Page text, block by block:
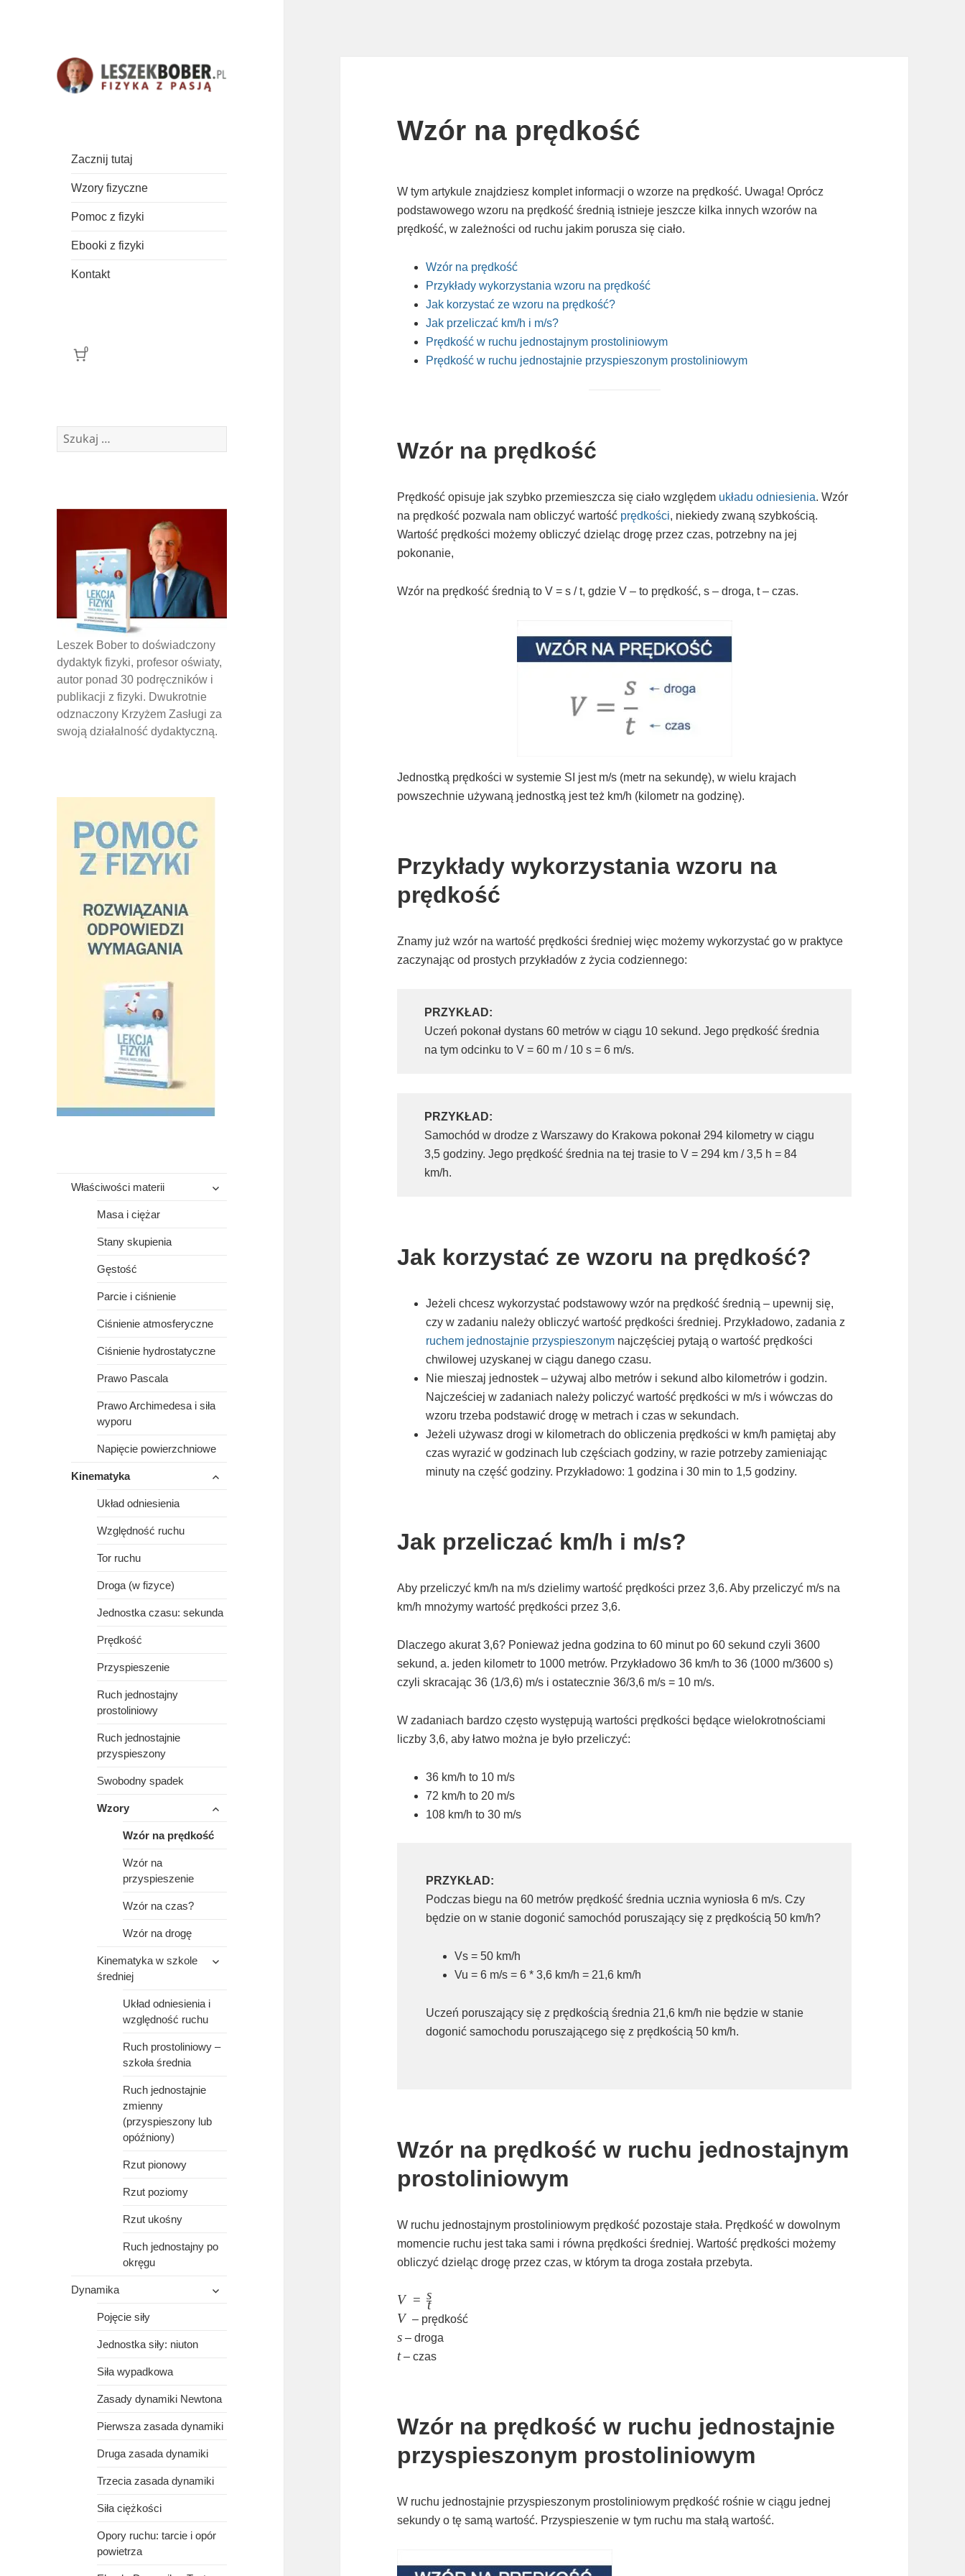
Zacznij tutaj
Wzory fizyczne
Pomoc z fizyki
Ebooki z fizyki
Kontakt
0
Szukaj:
Leszek Bober to doświadczony
dydaktyk fizyki, profesor oświaty,
autor ponad 30 podręczników i
publikacji z fizyki. Dwukrotnie
odznaczony Krzyżem Zasługi za
swoją działalność dydaktyczną.
Właściwości materii
rozwiń
Masa i ciężar
Stany skupienia
Gęstość
Parcie i ciśnienie
Ciśnienie atmosferyczne
Ciśnienie hydrostatyczne
Prawo Pascala
Prawo Archimedesa i siła
wyporu
Napięcie powierzchniowe
Kinematyka
rozwiń
Układ odniesienia
Względność ruchu
Tor ruchu
Droga (w fizyce)
Jednostka czasu: sekunda
Prędkość
Przyspieszenie
Ruch jednostajny
prostoliniowy
Ruch jednostajnie
przyspieszony
Swobodny spadek
Wzory
rozwiń
potomne
Wzór na prędkość
Wzór na
przyspieszenie
Wzór na czas?
Wzór na drogę
Kinematyka w szkole
średniej
rozwiń
Układ odniesienia i
względność ruchu
Ruch prostoliniowy –
szkoła średnia
Ruch jednostajnie
zmienny
(przyspieszony lub
opóźniony)
Rzut pionowy
Rzut poziomy
Rzut ukośny
Ruch jednostajny po
okręgu
Dynamika
rozwiń
Pojęcie siły
Jednostka siły: niuton
Siła wypadkowa
Zasady dynamiki Newtona
Pierwsza zasada dynamiki
Druga zasada dynamiki
Trzecia zasada dynamiki
Siła ciężkości
Opory ruchu: tarcie i opór
powietrza
Wzór na prędkość
W tym artykule znajdziesz komplet informacji o wzorze na prędkość. Uwaga! Oprócz
podstawowego wzoru na prędkość średnią istnieje jeszcze kilka innych wzorów na
prędkość, w zależności od ruchu jakim porusza się ciało.
Wzór na prędkość
Przykłady wykorzystania wzoru na prędkość
Jak korzystać ze wzoru na prędkość?
Jak przeliczać km/h i m/s?
Prędkość w ruchu jednostajnym prostoliniowym
Prędkość w ruchu jednostajnie przyspieszonym prostoliniowym
Wzór na prędkość
Prędkość opisuje jak szybko przemieszcza się ciało względem układu odniesienia. Wzór
na prędkość pozwala nam obliczyć wartość prędkości, niekiedy zwaną szybkością.
Wartość prędkości możemy obliczyć dzieląc drogę przez czas, potrzebny na jej
pokonanie,
Wzór na prędkość średnią to V = s / t, gdzie V – to prędkość, s – droga, t – czas.
Jednostką prędkości w systemie SI jest m/s (metr na sekundę), w wielu krajach
powszechnie używaną jednostką jest też km/h (kilometr na godzinę).
Przykłady wykorzystania wzoru na
prędkość
Znamy już wzór na wartość prędkości średniej więc możemy wykorzystać go w praktyce
zaczynając od prostych przykładów z życia codziennego:
PRZYKŁAD:
Uczeń pokonał dystans 60 metrów w ciągu 10 sekund. Jego prędkość średnia
na tym odcinku to V = 60 m / 10 s = 6 m/s.
PRZYKŁAD:
Samochód w drodze z Warszawy do Krakowa pokonał 294 kilometry w ciągu
3,5 godziny. Jego prędkość średnia na tej trasie to V = 294 km / 3,5 h = 84
km/h.
Jak korzystać ze wzoru na prędkość?
Jeżeli chcesz wykorzystać podstawowy wzór na prędkość średnią – upewnij się,
czy w zadaniu należy obliczyć wartość prędkości średniej. Przykładowo, zadania z
ruchem jednostajnie przyspieszonym najczęściej pytają o wartość prędkości
chwilowej uzyskanej w ciągu danego czasu.
Nie mieszaj jednostek – używaj albo metrów i sekund albo kilometrów i godzin.
Najcześciej w zadaniach należy policzyć wartość prędkości w m/s i wówczas do
wzoru trzeba podstawić drogę w metrach i czas w sekundach.
Jeżeli używasz drogi w kilometrach do obliczenia prędkości w km/h pamiętaj aby
czas wyrazić w godzinach lub częściach godziny, w razie potrzeby zamieniając
minuty na część godziny. Przykładowo: 1 godzina i 30 min to 1,5 godziny.
Jak przeliczać km/h i m/s?
Aby przeliczyć km/h na m/s dzielimy wartość prędkości przez 3,6. Aby przeliczyć m/s na
km/h mnożymy wartość prędkości przez 3,6.
Dlaczego akurat 3,6? Ponieważ jedna godzina to 60 minut po 60 sekund czyli 3600
sekund, a. jeden kilometr to 1000 metrów. Przykładowo 36 km/h to 36 (1000 m/3600 s)
czyli skracając 36 (1/3,6) m/s i ostatecznie 36/3,6 m/s = 10 m/s.
W zadaniach bardzo często występują wartości prędkości będące wielokrotnościami
liczby 3,6, aby łatwo można je było przeliczyć:
36 km/h to 10 m/s
72 km/h to 20 m/s
108 km/h to 30 m/s
PRZYKŁAD:
Podczas biegu na 60 metrów prędkość średnia ucznia wyniosła 6 m/s. Czy
będzie on w stanie dogonić samochód poruszający się z prędkością 50 km/h?
Vs = 50 km/h
Vu = 6 m/s = 6 * 3,6 km/h = 21,6 km/h
Uczeń poruszający się z prędkością średnia 21,6 km/h nie będzie w stanie
dogonić samochodu poruszającego się z prędkością 50 km/h.
Wzór na prędkość w ruchu jednostajnym
prostoliniowym
W ruchu jednostajnym prostoliniowym prędkość pozostaje stała. Prędkość w dowolnym
momencie ruchu jest taka sami i równa prędkości średniej. Wartość prędkości możemy
obliczyć dzieląc drogę przez czas, w którym ta droga została przebyta.
\large
V =
\frac{s}
{t}
V = t
s
V
V – prędkość
s
s – droga
t
t– czas
Wzór na prędkość w ruchu jednostajnie
przyspieszonym prostoliniowym
W ruchu jednostajnie przyspieszonym prostoliniowym prędkość rośnie w ciągu jednej
sekundy o tę samą wartość. Przyspieszenie w tym ruchu ma stałą wartość.